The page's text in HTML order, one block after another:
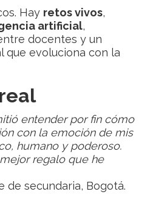
Hay retos vivos,
artificial,
docentes y un
evoluciona con la
entender por fin cómo
con la emoción de mis
humano y poderoso.
regalo que he
de secundaria, Bogotá.